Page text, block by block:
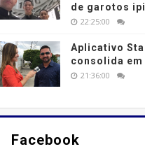
de garotos
22:25:00
Aplicativo
consolida em
21:36:00
Facebook